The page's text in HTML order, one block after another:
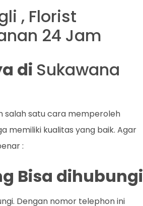
, Florist
24 Jam
di Sukawana
salah satu cara memperoleh
memiliki kualitas yang baik. Agar
:
Bisa dihubungi
Dengan nomor telephon ini